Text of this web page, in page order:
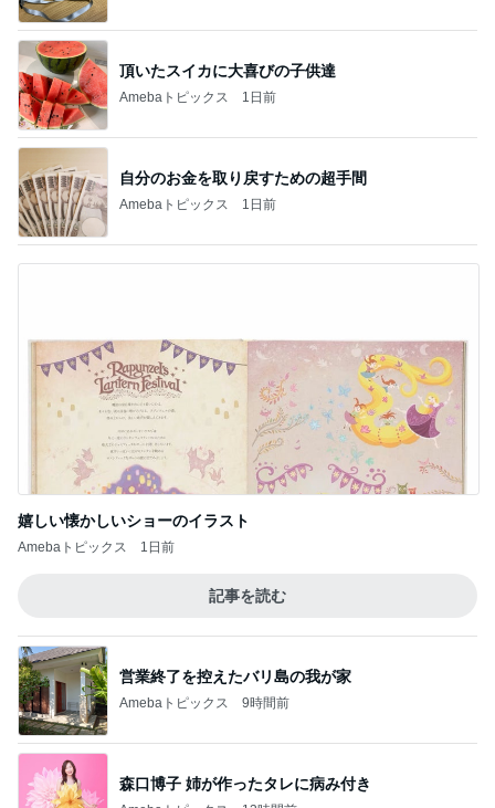
頂いたスイカに大喜びの子供達
Amebaトピックス 1日前
自分のお金を取り戻すための超手間
Amebaトピックス 1日前
嬉しい懐かしいショーのイラスト
Amebaトピックス 1日前
記事を読む
営業終了を控えたバリ島の我が家
Amebaトピックス 9時間前
森口博子 姉が作ったタレに病み付き